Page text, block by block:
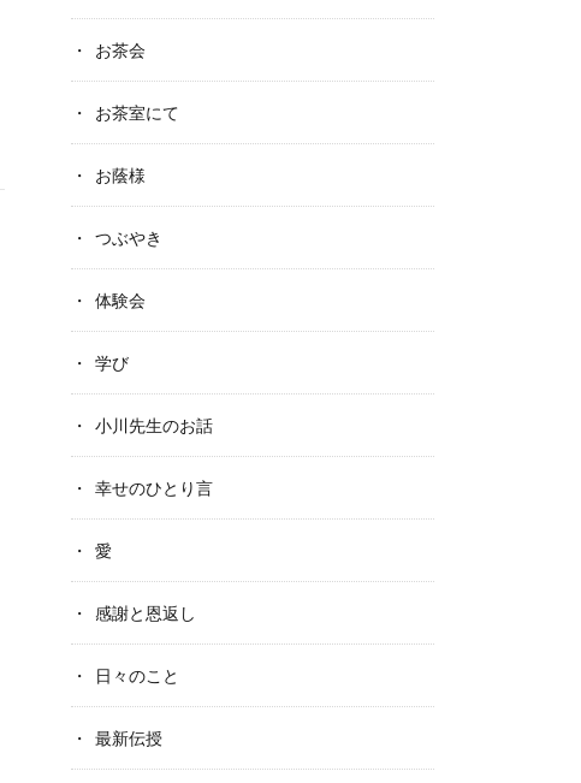
お茶会
お茶室にて
お蔭様
つぶやき
体験会
学び
小川先生のお話
幸せのひとり言
愛
感謝と恩返し
日々のこと
最新伝授